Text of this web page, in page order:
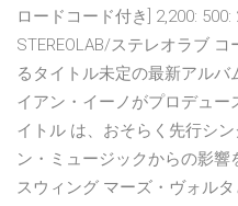
ロードコード付き] 2,200:
STEREOLAB/ステレオラブ
るタイトル未定の最新アル
イアン・イーノがプロデュー
イトル は、おそらく先行シ
ン・ミュージックからの影響
スウィング マーズ・ヴォル